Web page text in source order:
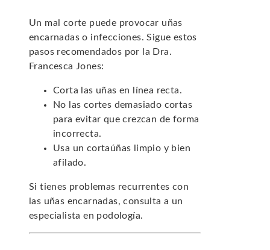
Un mal corte puede provocar uñas
encarnadas o infecciones. Sigue estos
pasos recomendados por la Dra.
Francesca Jones:
Corta las uñas en línea recta.
No las cortes demasiado cortas
para evitar que crezcan de forma
incorrecta.
Usa un cortaúñas limpio y bien
afilado.
Si tienes problemas recurrentes con
las uñas encarnadas, consulta a un
especialista en podología.